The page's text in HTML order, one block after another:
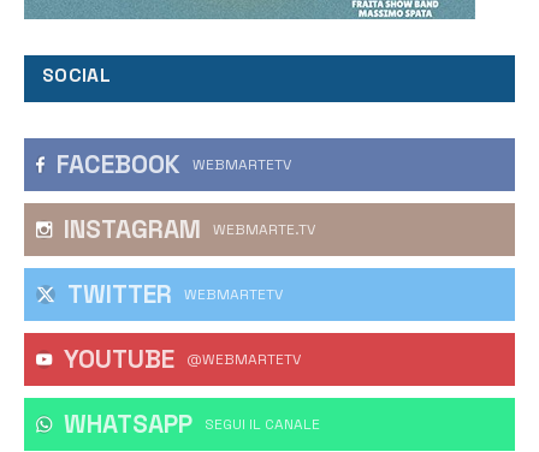
SOCIAL
FACEBOOK WEBMARTETV
INSTAGRAM WEBMARTE.TV
TWITTER WEBMARTETV
YOUTUBE @WEBMARTETV
WHATSAPP ‎SEGUI IL CANALE